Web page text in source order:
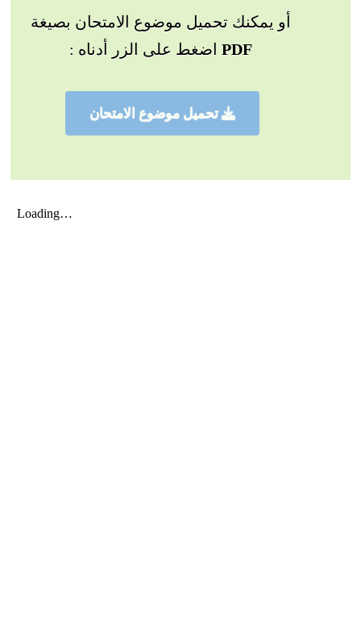
أو يمكنك تحميل موضوع الامتحان بصيغة
PDF اضغط على الزر أدناه :
تحميل موضوع الامتحان